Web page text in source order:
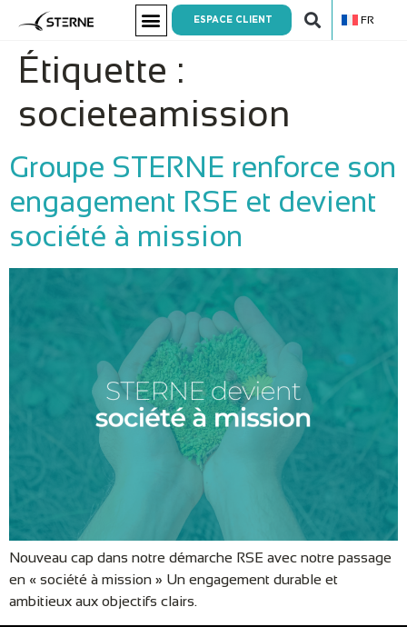
ESPACE CLIENT FR
Étiquette :
societeamission
Groupe STERNE renforce son
engagement RSE et devient
société à mission
Nouveau cap dans notre démarche RSE avec notre passage
en « société à mission » Un engagement durable et
ambitieux aux objectifs clairs.